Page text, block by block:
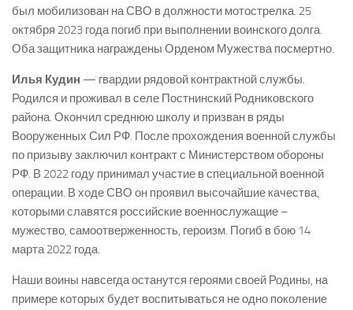
был мобилизован на СВО в должности мотострелка. 25
октября 2023 года погиб при выполнении воинского долга.
Оба защитника награждены Орденом Мужества посмертно.
Илья Кудин — гвардии рядовой контрактной службы.
Родился и проживал в селе Постнинский Родниковского
района. Окончил среднюю школу и призван в ряды
Вооруженных Сил РФ. После прохождения военной службы
по призыву заключил контракт с Министерством обороны
РФ. В 2022 году принимал участие в специальной военной
операции. В ходе СВО он проявил высочайшие качества,
которыми славятся российские военнослужащие –
мужество, самоотверженность, героизм. Погиб в бою 14
марта 2022 года.
Наши воины навсегда останутся героями своей Родины, на
примере которых будет воспитываться не одно поколение